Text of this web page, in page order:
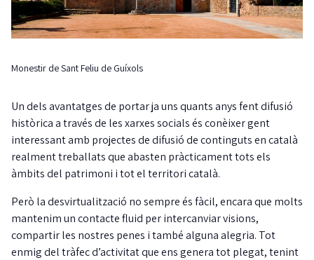
Monestir de Sant Feliu de Guíxols
Un dels avantatges de portar ja uns quants anys fent difusió
històrica a través de les xarxes socials és conèixer gent
interessant amb projectes de difusió de continguts en català
realment treballats que abasten pràcticament tots els
àmbits del patrimoni i tot el territori català.
Però la desvirtualització no sempre és fàcil, encara que molts
mantenim un contacte fluid per intercanviar visions,
compartir les nostres penes i també alguna alegria. Tot
enmig del tràfec d’activitat que ens genera tot plegat, tenint